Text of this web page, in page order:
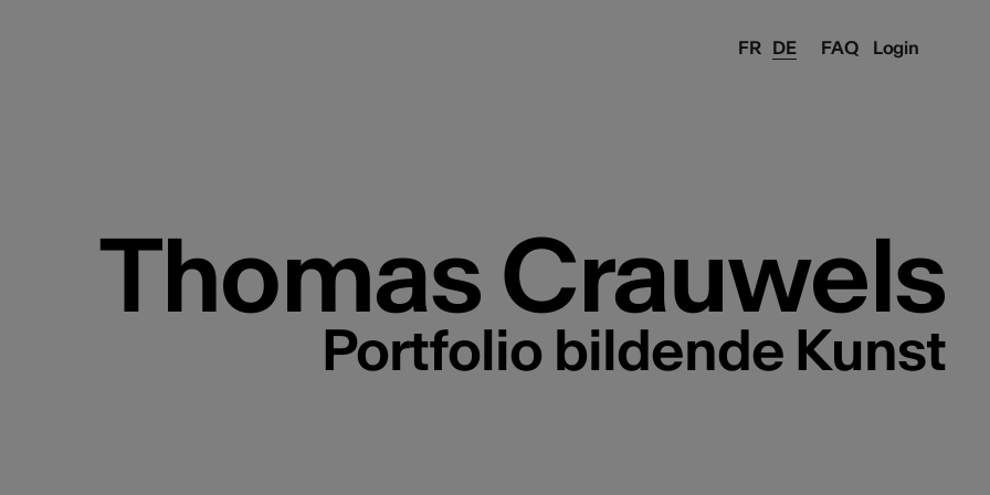
FAQ Login
FR DE
Thomas Crauwels
Portfolio bildende Kunst